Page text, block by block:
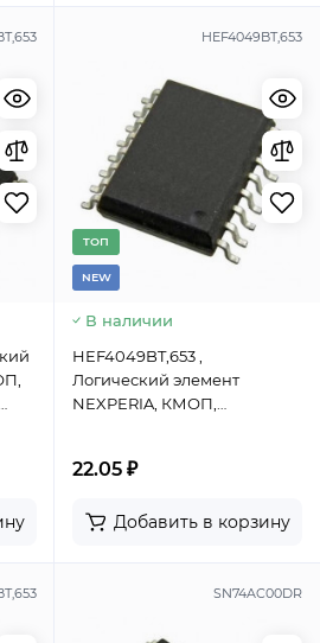
HEF4049BT,653
TОП
NEW
В наличии
HEF4049BT,653 ,
Логический элемент
NEXPERIA, КМОП,
22.05 ₽
Добавить в корзину
SN74AC00DR